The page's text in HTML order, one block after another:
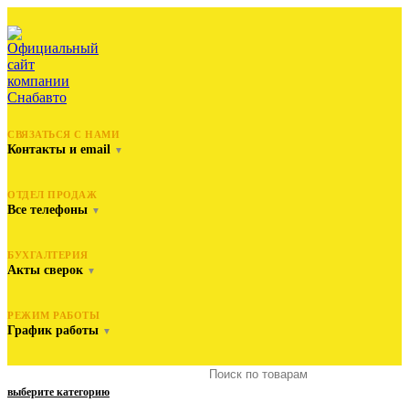
СВЯЗАТЬСЯ С НАМИ
Контакты и email ▼
ОТДЕЛ ПРОДАЖ
Все телефоны ▼
БУХГАЛТЕРИЯ
Акты сверок ▼
РЕЖИМ РАБОТЫ
График работы ▼
выберите категорию